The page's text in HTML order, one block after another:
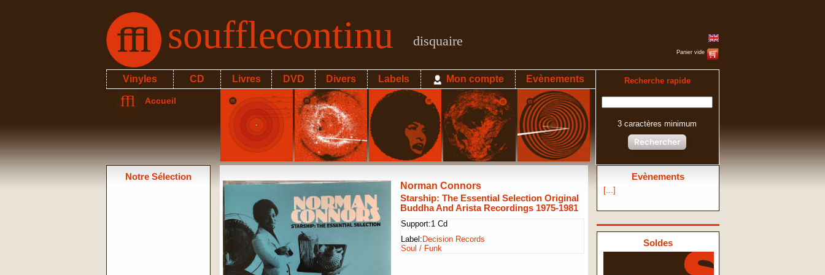
soufflecontinu disquaire
Panier vide
Vinyles CD Livres DVD Divers Labels Mon compte Evènements Recherche rapide
3 caractères minimum
Rechercher
Accueil
Evènements
[...]
Soldes
Notre Sélection
Norman Connors
Starship: The Essential Selection Original
Buddha And Arista Recordings 1975-1981
Support:1 Cd
Label: Decision Records
Soul / Funk